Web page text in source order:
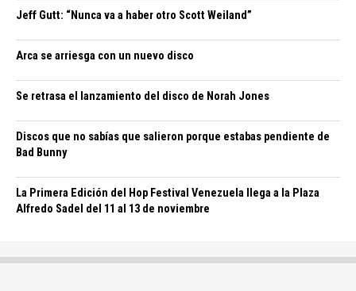
Jeff Gutt: “Nunca va a haber otro Scott Weiland”
Arca se arriesga con un nuevo disco
Se retrasa el lanzamiento del disco de Norah Jones
Discos que no sabías que salieron porque estabas pendiente de
Bad Bunny
La Primera Edición del Hop Festival Venezuela llega a la Plaza
Alfredo Sadel del 11 al 13 de noviembre